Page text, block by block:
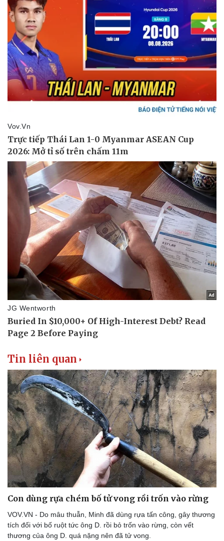
Tư vấn luật
Phân tích
Tin liên quan
Con dùng rựa chém bố tử vong rồi trốn vào rừng
VOV.VN - Do mâu thuẫn, Minh đã dùng rựa tấn công, gây thương
tích đối với bố ruột tức ông D. rồi bỏ trốn vào rừng, còn vết
thương của ông D. quá nặng nên đã tử vong.